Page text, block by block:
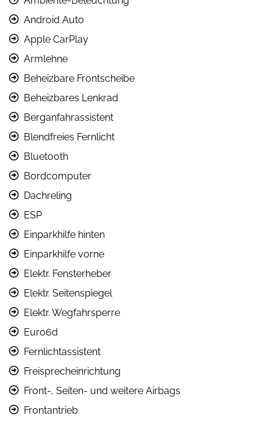
Android Auto
Apple CarPlay
Armlehne
Beheizbare Frontscheibe
Beheizbares Lenkrad
Berganfahrassistent
Blendfreies Fernlicht
Bluetooth
Bordcomputer
Dachreling
ESP
Einparkhilfe hinten
Einparkhilfe vorne
Elektr. Fensterheber
Elektr. Seitenspiegel
Elektr. Wegfahrsperre
Euro6d
Fernlichtassistent
Freisprecheinrichtung
Front-, Seiten- und weitere Airbags
Frontantrieb